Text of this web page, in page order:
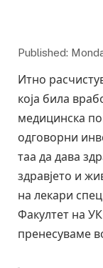
Published:
Итно
која била
медицинска
одговорни
таа да дава
здравјето и
на лекари
Факултет на
пренесуваме